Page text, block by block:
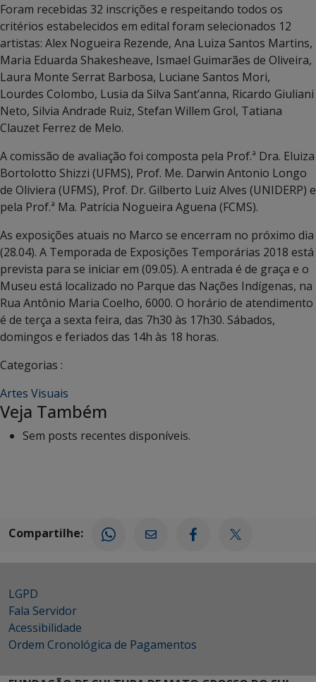
Foram recebidas 32 inscrições e respeitando todos os
critérios estabelecidos em edital foram selecionados 12
artistas: Alex Nogueira Rezende, Ana Luiza Santos Martins,
Maria Eduarda Shakesheave, Ismael Guimarães de Oliveira,
Laura Monte Serrat Barbosa, Luciane Santos Mori,
Lourdes Colombo, Lusia da Silva Sant’anna, Ricardo Giuliani
Neto, Silvia Andrade Ruiz, Stefan Willem Grol, Tatiana
Clauzet Ferrez de Melo.
A comissão de avaliação foi composta pela Prof.ª Dra. Eluiza
Bortolotto Shizzi (UFMS), Prof. Me. Darwin Antonio Longo
de Oliviera (UFMS), Prof. Dr. Gilberto Luiz Alves (UNIDERP) e
pela Prof.ª Ma. Patrícia Nogueira Aguena (FCMS).
As exposições atuais no Marco se encerram no próximo dia
(28.04). A Temporada de Exposições Temporárias 2018 está
prevista para se iniciar em (09.05). A entrada é de graça e o
Museu está localizado no Parque das Nações Indígenas, na
Rua Antônio Maria Coelho, 6000. O horário de atendimento
é de terça a sexta feira, das 7h30 às 17h30. Sábados,
domingos e feriados das 14h às 18 horas.
Categorias :
Artes Visuais
Veja Também
Sem posts recentes disponíveis.
Compartilhe:
LGPD
Fala Servidor
Acessibilidade
Ordem Cronológica de Pagamentos